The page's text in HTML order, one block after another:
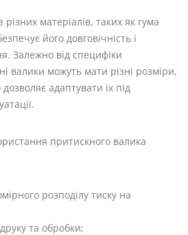
матеріалів, таких як гума
його довговічність і
Залежно від специфіки
валики можуть мати різні розміри,
адаптувати їх під
притискного валика
розподілу тиску на
та обробки;